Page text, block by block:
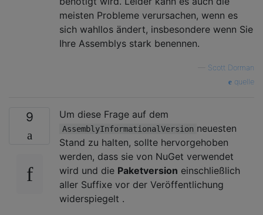
meisten Probleme verursachen, wenn es
sich wahllos ändert, insbesondere wenn Sie
Ihre Assemblys stark benennen.
Scott Dorman
quelle
9 Um diese Frage auf dem
AssemblyInformationalVersion neuesten
Stand zu halten, sollte hervorgehoben
werden, dass sie von NuGet verwendet
wird und die Paketversion einschließlich
aller Suffixe vor der Veröffentlichung
widerspiegelt .